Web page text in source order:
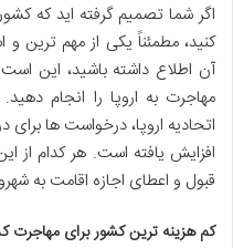
اگر شما تصمیم گرفته اید که
کنید، مطمئناً یکی از مهم ترین
آن اطلاع داشته باشید، این
مهاجرت به اروپا را انجام
اتحادیه اروپا، درخواست ‌ها برای
افزایش یافته است. هر کدام از
قبول و اعطای اجازه اقامت به
کم هزینه ترین کشور برای مهاجرت